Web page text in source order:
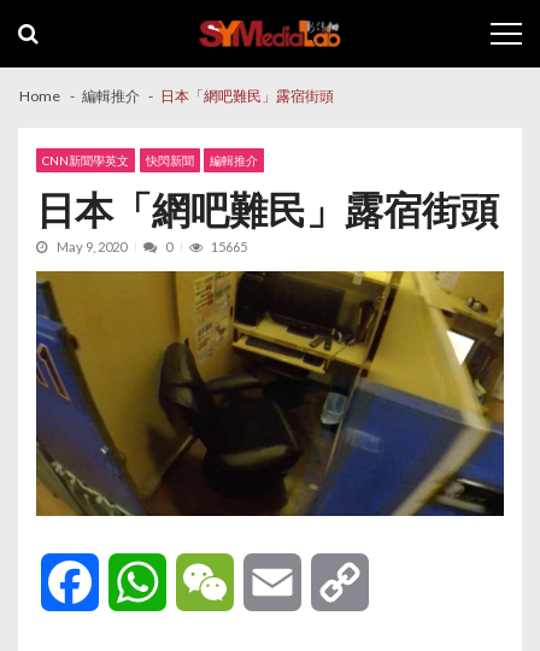
navigation
content
Home 編輯推介 日本「網吧難民」露宿街頭
CNN新聞學英文 快閃新聞 編輯推介
日本「網吧難民」露宿街頭
May 9, 2020 0 15665
Facebook WhatsAppWeChat Email